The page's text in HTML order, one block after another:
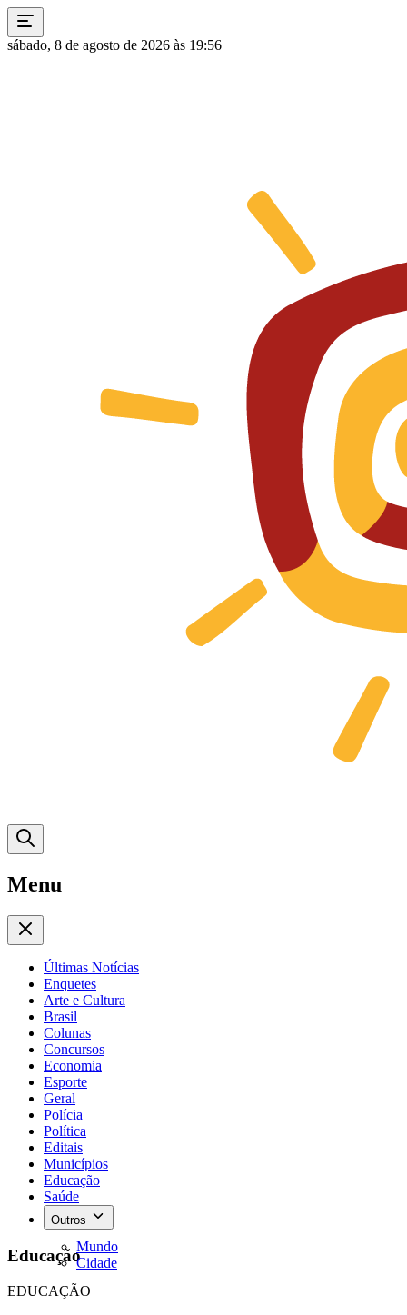
sábado, 8 de agosto de 2026 às 19:56
Menu
Últimas Notícias
Enquetes
Arte e Cultura
Brasil
Colunas
Concursos
Economia
Esporte
Geral
Polícia
Política
Editais
Municípios
Educação
Saúde
Outros
Mundo
Cidade
Educação
EDUCAÇÃO